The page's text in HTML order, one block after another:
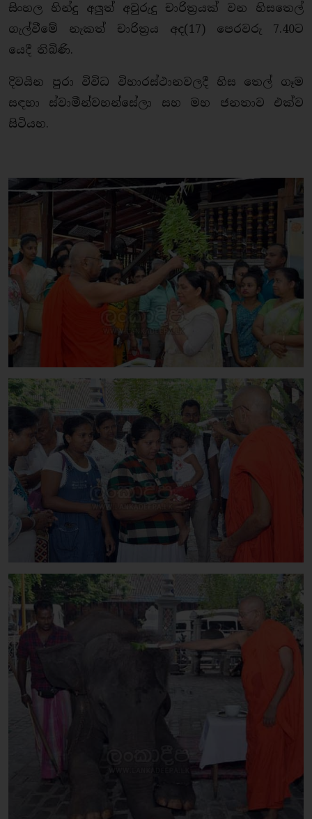
සිංහල හින්දු අලුත් අවුරුදු චාරිත්‍රයක් වන හිසතෙල්
ගැල්වීමේ නැකත් චාරිත්‍රය අද(17) පෙරවරු 7.40ට
යෙදී තිබිණි.
දිවයින පුරා විවිධ විහාරස්ථානවලදී හිස තෙල් ගෑම
සඳහා ස්වාමීන්වහන්සේලා සහ මහ ජනතාව එක්ව
සිටියහ.